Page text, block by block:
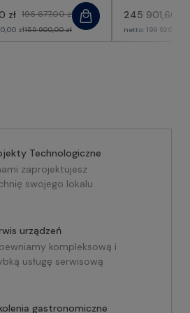
zł 196 677,00 zł
zł159 900,00 zł
245 901,60 zł
netto: 199 920,00
Technologiczne
zaprojektujesz
swojego lokalu
urządzeń
kompleksową i
usługę serwisową
gastronomiczne